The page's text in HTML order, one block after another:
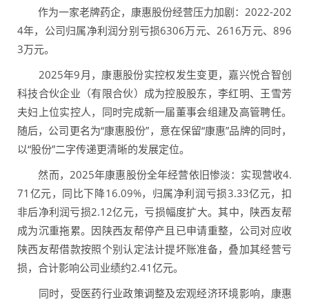
作为一家老牌药企，康惠股份经营压力加剧：2022-202
4年，公司归属净利润分别亏损6306万元、2616万元、896
3万元。
2025年9月，康惠股份实控权发生变更，嘉兴悦合智创
科技合伙企业（有限合伙）成为控股股东，李红明、王雪芳
夫妇上位实控人，同时完成新一届董事会组建及高管聘任。
随后，公司更名为“康惠股份”，意在保留“康惠”品牌的同时，
以“股份”二字传递更清晰的发展定位。
然而，2025年康惠股份全年经营依旧惨淡：实现营收4.
71亿元，同比下降16.09%，归属净利润亏损3.33亿元，扣
非后净利润亏损2.12亿元，亏损幅度扩大。其中，陕西友帮
成为沉重拖累。因陕西友帮停产且已申请重整，公司对应收
陕西友帮借款按照个别认定法计提坏账准备，叠加其经营亏
损，合计影响公司业绩约2.41亿元。
同时，受医药行业政策调整及宏观经济环境影响，康惠